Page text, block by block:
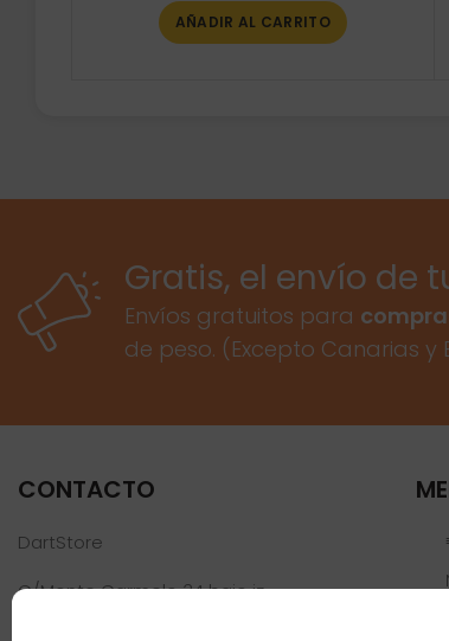
AÑADIR AL CARRITO
Gratis, el envío de
Envíos gratuitos para
de peso. (Excepto Canarias y
CONTACTO
DartStore
C/Monte Carmelo 34 bajo iz